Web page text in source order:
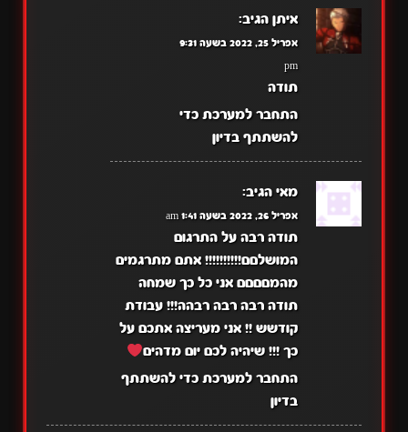
איתן הגיב:
אפריל 25, 2022 בשעה 9:31
pm
תודה
התחבר למערכת כדי
להשתתף בדיון
מאי הגיב:
אפריל 26, 2022 בשעה 1:41 am
תודה רבה על התרגום
המושלםם!!!!!!!!!! אתם מתרגמים
מהמםםםם אני כל כך שמחה
תודה רבה רבה רבהה!!! עבודת
קודשש !! אני מעריצה אתכם על
כך !!! שיהיה לכם יום מדהים
התחבר למערכת כדי להשתתף
בדיון